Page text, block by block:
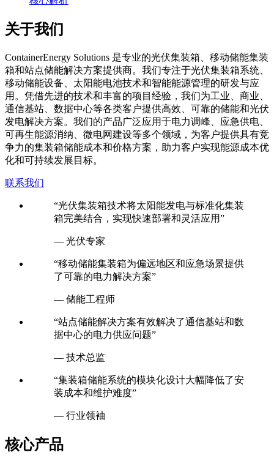
关于我们
ContainerEnergy Solutions 是专业的光伏集装箱、移动储能集装
箱和站点储能解决方案提供商。我们专注于光伏集装箱系统、
移动储能设备、太阳能电池技术和智能能源管理的研发与应
用。凭借先进的技术和丰富的项目经验，我们为工业、商业、
通信基站、数据中心等各类客户提供高效、可靠的储能和光伏
发电解决方案。我们的产品广泛应用于电力调峰、应急供电、
可再生能源消纳、微电网建设等多个领域，为客户提供具有竞
争力的集装箱储能成本和价格方案，助力客户实现能源成本优
化和可持续发展目标。
联系我们
“光伏集装箱技术将太阳能发电与标准化集装
箱完美结合，实现快速部署和灵活应用”
— 光伏专家
“移动储能集装箱为偏远地区和应急场景提供
了可靠的电力解决方案”
— 储能工程师
“站点储能解决方案有效解决了通信基站和数
据中心的电力供应问题”
— 技术总监
“集装箱储能系统的模块化设计大幅降低了安
装成本和维护难度”
— 行业领袖
核心产品